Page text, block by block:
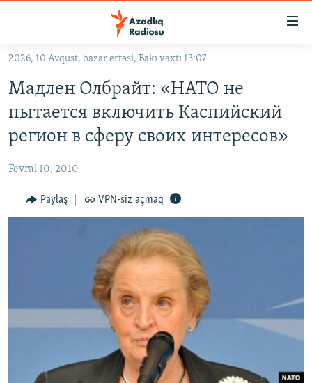
Əsas
qayıt
Əsas
qayıt
#İZAHLA
KORRUPSIOMETR
#ƏSLINDƏ
FƏRQƏ BAX
QANUNI DOĞRU
İNFOQRAFIKA
AZƏRBAYCAN ƏDƏBIYYATI KITABXANASI
İSLAM VƏ DEMOKRATIYA
İZ - MƏDƏNIYYƏT PROQRAMI
MISSIYAMIZ
PEŞƏ ETIKASI VƏ JURNALISTIKA STANDARTLARIMIZ
MATERIALLARIMIZDAN ISTIFADƏ
2026, 10 Avqust, bazar ertəsi, Bakı vaxtı 13:07
Мадлен Олбрайт: «НАТО не
пытается включить Каспийский
регион в сферу своих интересов»
Fevral 10, 2010
Paylaş VPN-siz açmaq